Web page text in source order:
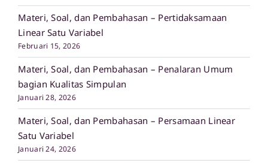
Materi, Soal, dan Pembahasan – Pertidaksamaan
Linear Satu Variabel
Februari 15, 2026
Materi, Soal, dan Pembahasan – Penalaran Umum
bagian Kualitas Simpulan
Januari 28, 2026
Materi, Soal, dan Pembahasan – Persamaan Linear
Satu Variabel
Januari 24, 2026